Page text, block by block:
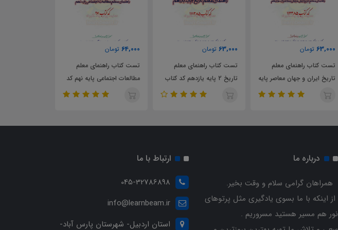
63,000 تومان
تست کتاب راهنمای معلم
تاریخ ایران و جهان معاصر پایه
دوازدهم کد کتاب 112385
63,000 تومان
تست کتاب راهنمای معلم
تاریخ 2 پایه یازدهم کد کتاب
111385
64,000 تومان
تست کتاب راهنمای معلم
مطالعات اجتماعی پایه نهم کد
کتاب 97
درباره ما
همراهان گرامی سلام و وقت بخیر.
از اینکه با ما بسوی یادگیری مثل پرتوهای
نور هم مسیر هستید مسروریم .
ارتباط با ما
045-32786898
info@learnbeam.ir
استان اردبیل- شهرستان پارس آباد-